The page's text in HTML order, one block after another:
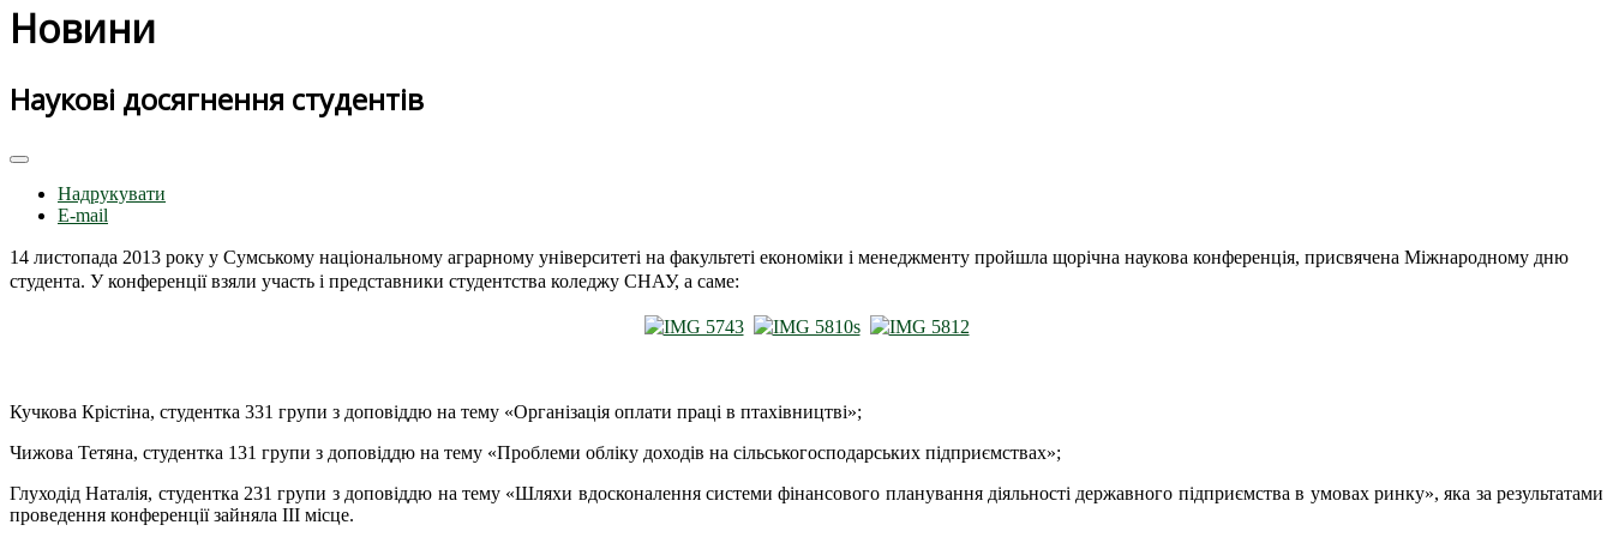
Новини
Наукові досягнення студентів
Надрукувати
E-mail
14 листопада 2013 року у Сумському національному аграрному університеті на факультеті економіки і менеджменту пройшла щорічна наукова конференція, присвячена Міжнародному дню
студента. У конференції взяли участь і представники студентства коледжу СНАУ, а саме:
Кучкова Крістіна, студентка 331 групи з доповіддю на тему «Організація оплати праці в птахівництві»;
Чижова Тетяна, студентка 131 групи з доповіддю на тему «Проблеми обліку доходів на сільськогосподарських підприємствах»;
Глуходід Наталія, студентка 231 групи з доповіддю на тему «Шляхи вдосконалення системи фінансового планування діяльності державного підприємства в умовах ринку», яка за результатами
проведення конференції зайняла ІІІ місце.